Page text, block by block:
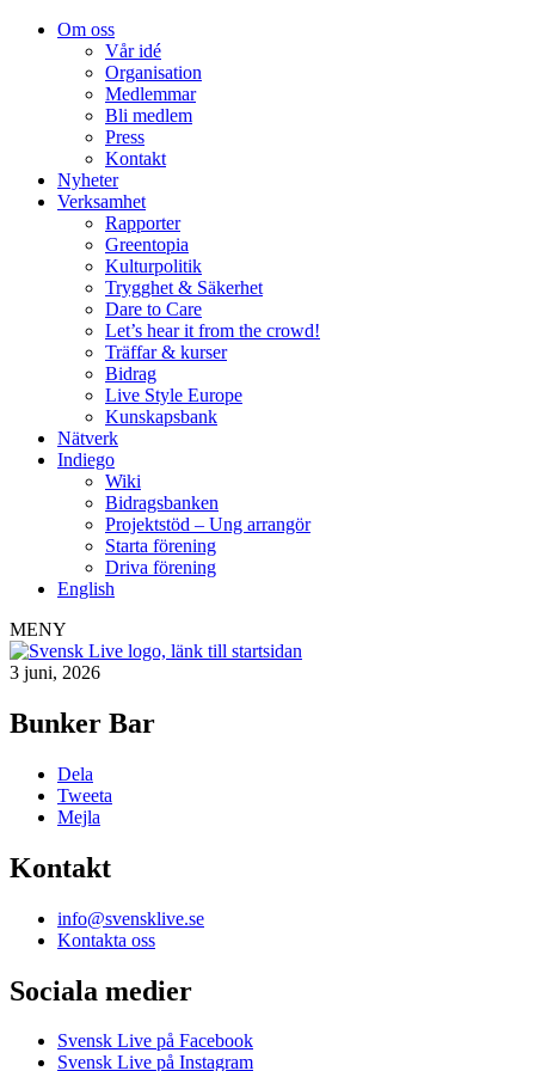
Om oss
Vår idé
Organisation
Medlemmar
Bli medlem
Press
Kontakt
Nyheter
Verksamhet
Rapporter
Greentopia
Kulturpolitik
Trygghet & Säkerhet
Dare to Care
Let’s hear it from the crowd!
Träffar & kurser
Bidrag
Live Style Europe
Kunskapsbank
Nätverk
Indiego
Wiki
Bidragsbanken
Projektstöd – Ung arrangör
Starta förening
Driva förening
English
MENY
3 juni, 2026
Bunker Bar
Dela
Tweeta
Mejla
Kontakt
info@svensklive.se
Kontakta oss
Sociala medier
Svensk Live på Facebook
Svensk Live på Instagram